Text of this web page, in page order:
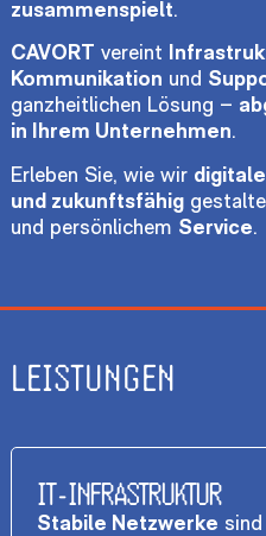
zusammenspielt.
CAVORT vereint
Kommunikation und
ganzheitlichen Lösung –
in Ihrem Unternehmen.
Erleben Sie, wie wir
und zukunftsfähig
und persönlichem Service.
LEISTUNGEN
IT-INFRASTRUKTUR
Stabile Netzwerke